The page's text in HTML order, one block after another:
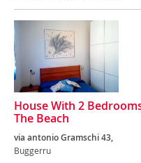
House With 2
The Beach
via antonio Gramschi 43,
Buggerru